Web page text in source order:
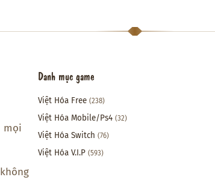
mọi
Danh mục game
Việt Hóa Free (238)
Việt Hóa Mobile/Ps4 (32)
Việt Hóa Switch (76)
Việt Hóa V.I.P (593)